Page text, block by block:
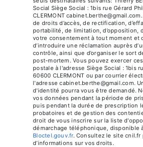
Social Siège Social : 1bis rue Gérard
CLERMONT
de droits d’accès, de rectification,
portabilité, de limitation, d’opposition,
votre consentement à tout moment et
d’introduire une réclamation auprès
contrôle, ainsi que d’organiser le sort
post-mortem. Vous pouvez exercer
postale à l'adresse Siège Social : 1bis
60600 CLERMONT ou par courrier
l'adresse cabinet.berthe@gmail.com.
d'identité pourra vous être demandé.
vos données pendant la période de
puis pendant la durée de prescription
probatoires et de gestion des
droit de vous inscrire sur la liste
démarchage téléphonique, disponible
Bloctel.gouv.fr. Consultez le site cnil.fr
d’informations sur vos droits.